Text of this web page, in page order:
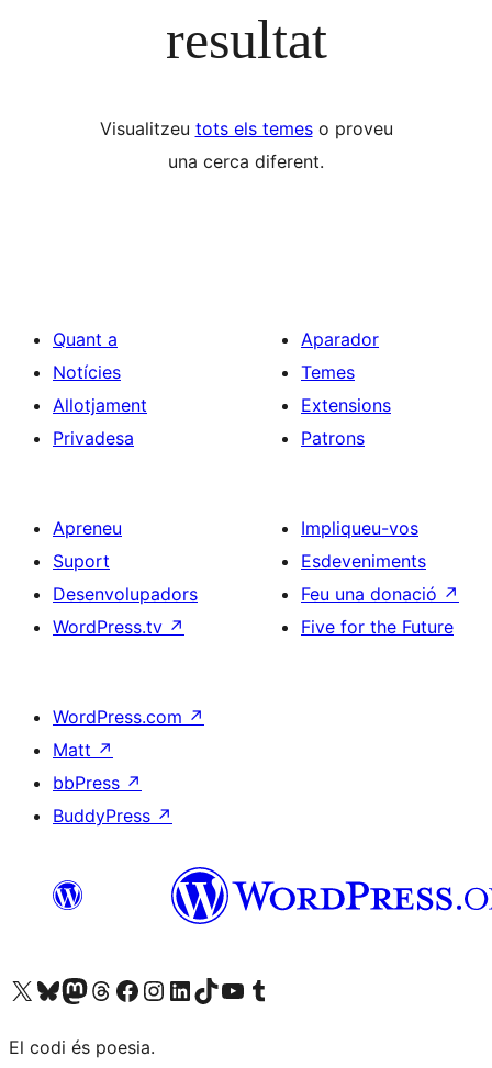
resultat
Visualitzeu tots els temeso proveu
una cerca diferent.
Quant a
Notícies
Allotjament
Privadesa
Aparador
Temes
Extensions
Patrons
Apreneu
Suport
Desenvolupadors
WordPress.tv ↗
Impliqueu-vos
Esdeveniments
Feu una donació ↗
Five for the Future
WordPress.com ↗
Matt ↗
bbPress ↗
BuddyPress ↗
Visiteu el nostre compte X (abans Twitter)
Visiteu el nostre compte de Bluesky
Visiteu el nostre compte al Mastodon
Visiteu el nostre compte de Threads
Visiteu la nostra pàgina al Facebook
Visiteu el nostre compte d'Instagram
Visiteu el nostre compte de LinkedIn
Visiteu el nostre compte de TikTok
Visiteu el nostre canal al YouTube
Visiteu el nostre compte de Tumblr
El codi és poesia.